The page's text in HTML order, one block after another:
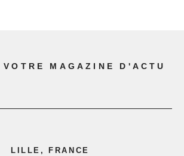
VOTRE MAGAZINE D'ACTU
LILLE, FRANCE